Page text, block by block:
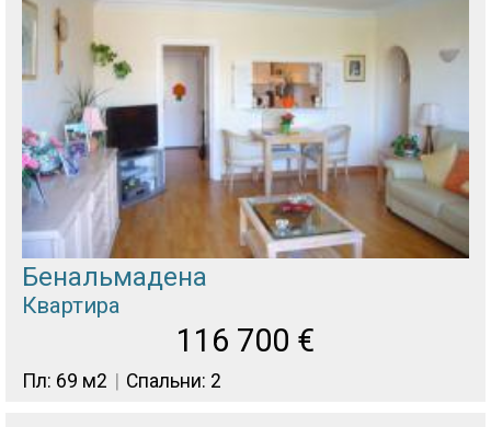
Бенальмадена
Квартира
116 700 €
Пл: 69 м2 Спальни: 2